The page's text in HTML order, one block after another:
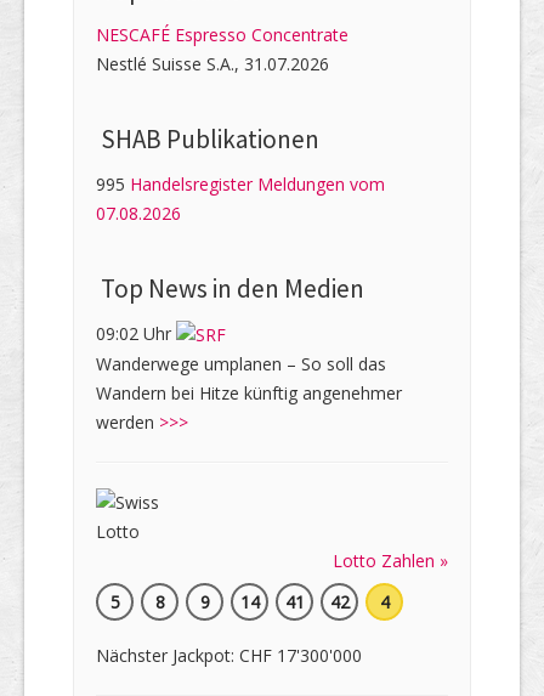
NESCAFÉ Espresso Concentrate
Nestlé Suisse S.A., 31.07.2026
SHAB Publi­kati­onen
995 Handelsregister Meldungen vom
07.08.2026
Top News in den Medien
09:02 Uhr
Wanderwege umplanen – So soll das
Wandern bei Hitze künftig angenehmer
werden >>>
Lotto Zahlen »
5
8 9 14 41 42 4
Nächster Jackpot: CHF 17'300'000